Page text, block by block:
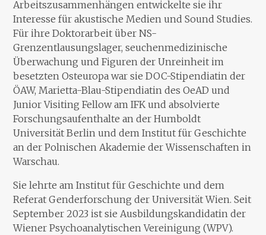
Arbeitszusammenhängen entwickelte sie ihr
Interesse für akustische Medien und Sound Studies.
Für ihre Doktorarbeit über NS-
Grenzentlausungslager, seuchenmedizinische
Überwachung und Figuren der Unreinheit im
besetzten Osteuropa war sie DOC-Stipendiatin der
ÖAW, Marietta-Blau-Stipendiatin des OeAD und
Junior Visiting Fellow am IFK und absolvierte
Forschungsaufenthalte an der Humboldt
Universität Berlin und dem Institut für Geschichte
an der Polnischen Akademie der Wissenschaften in
Warschau.
Sie lehrte am Institut für Geschichte und dem
Referat Genderforschung der Universität Wien. Seit
September 2023 ist sie Ausbildungskandidatin der
Wiener Psychoanalytischen Vereinigung (WPV).